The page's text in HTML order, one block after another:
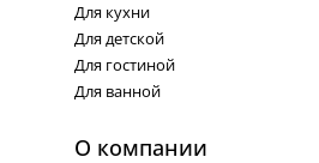
Для кухни
Для детской
Для гостиной
Для ванной
О компании